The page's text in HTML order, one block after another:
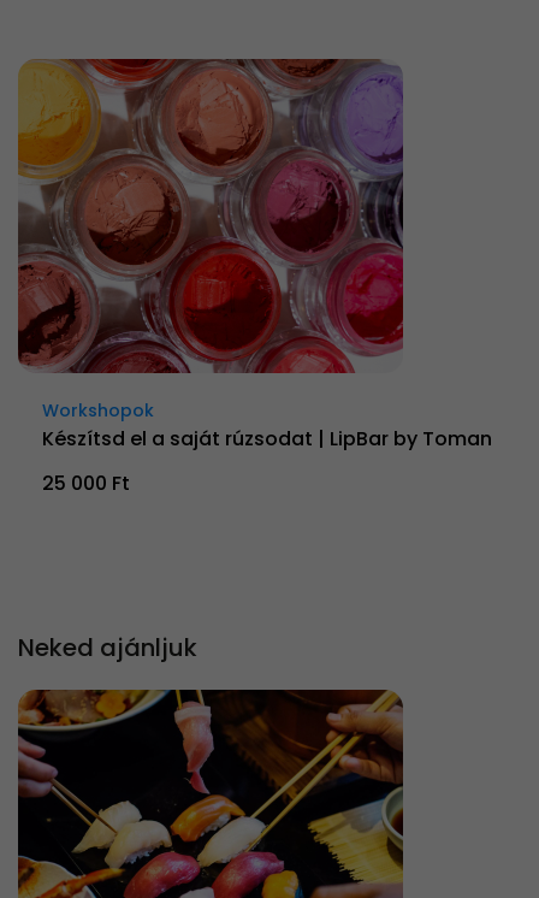
Workshopok
Készítsd el a saját rúzsodat | LipBar by Toman
25 000 Ft
Neked ajánljuk